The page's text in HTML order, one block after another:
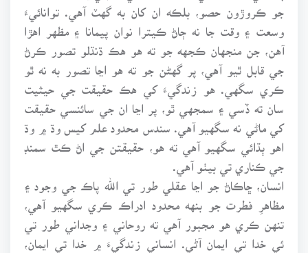
جو ڪروڙون حصو، بلڪه ان کان به گهٽ آهي. توانائيءَ
وسعت ۽ وقت جا نه ڄاڻ ڪيترا نوان پيمانا ۽ مظهر اهڙا
آهن، جن منجهان ڪجهه جو ته هو هڪ ڌنڌلو تصور ڪرڻ
جي قابل ٿيو آهي، پر گهڻن جو ته هو اڃا تصور به نه ٿو
ڪري سگهي. هو زندگيءَ کي هڪ حقيقت جي حيثيت
سان ته ڏسي ۽ سمجهي ٿو، پر اڃا ان جي سائنسي حقيقت
کي ماڻي نه سگهيو آهي. سندس محدود علم کيس وڌ ۾ وڌ
اهو ٻڌائي سگهيو آهي ته هو، حقيقتن جي اڻ ڪٿ سمنڊ
جي ڪناري تي بيٺو آهي.
انسان، ڇاڪاڻ جو اڃا عقلي طور تي الله پاڪ جي وجود ۽
مظاهرِ فطرت جو بنهه محدود ادراڪ ڪري سگهيو آهي،
تنهن ڪري هو مجبور آهي ته روحاني ۽ وجداني طور تي
ئي خدا تي ايمان آڻي. انساني زندگيءَ ۾ خدا تي ايمان،